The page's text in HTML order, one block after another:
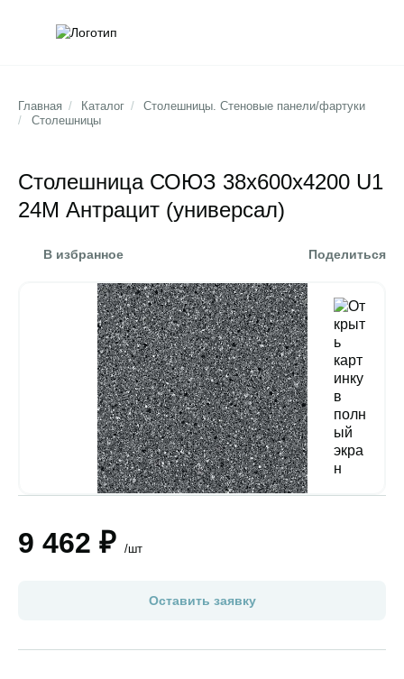
Главная / Каталог /
Столешницы. Стеновые панели/фартуки
/
Столешницы
Столешница СОЮЗ 38х600х4200 U1
24М Антрацит (универсал)
В избранное Поделиться
9 462 ₽ /шт
Оставить заявку